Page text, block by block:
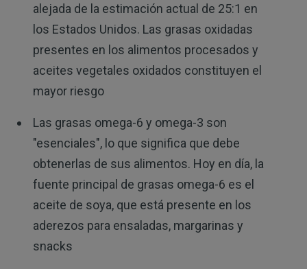
alejada de la estimación actual de 25:1 en
los Estados Unidos. Las grasas oxidadas
presentes en los alimentos procesados y
aceites vegetales oxidados constituyen el
mayor riesgo
Las grasas omega-6 y omega-3 son
"esenciales", lo que significa que debe
obtenerlas de sus alimentos. Hoy en día, la
fuente principal de grasas omega-6 es el
aceite de soya, que está presente en los
aderezos para ensaladas, margarinas y
snacks